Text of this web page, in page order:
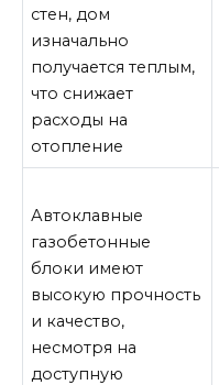
стен, дом
изначально
получается теплым,
что снижает
расходы на
отопление
Автоклавные
газобетонные
блоки имеют
высокую прочность
и качество,
несмотря на
доступную